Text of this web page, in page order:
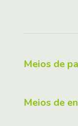
Meios de
Meios de